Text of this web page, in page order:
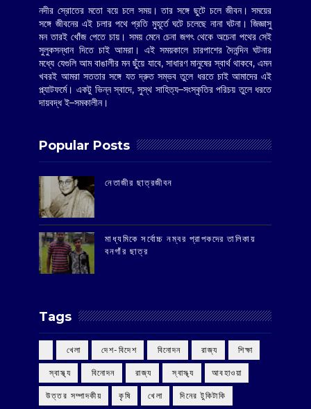
নদীর স্রোতের মতো বয়ে চলে সময়। তার সঙ্গে ছুটে চলে জীবন। সময়ের
সঙ্গে জীবনের এই চলার পথে প্রতি মুহূর্তে ঘটে চলেছে নানা ঘটনা। জিজ্ঞাসু
মন তারই খোঁজ পেতে চায়। সময় মেনে চেনা জগৎ থেকে অচেনা পথের সেই
সুলুকসন্ধান দিতে চাই আমরা। এই সময়কালে চারপাশের দৈনন্দিন ঘটনার
মধ্যে যেগুলি আম বাঙালীর মন ছুঁয়ে যাবে, সাধারণ মানুষের স্বার্থ থাকবে, এমন
খবরই আমরা সততার সঙ্গে যত দ্রুত সম্ভব তুলে ধরতে চাই আমাদের এই
প্ল্যাটফর্মে। একটু ভিন্ন স্বাদে, সুস্থ সাহিত্য–সংস্কৃতির পরিচয় তুলে ধরতে
দায়বদ্ধ ই–সমকালীন।
Popular Posts
‌নেতাজীর ছাত্রজীবন
মাধ্যমিকে সর্বোচ্চ নম্বর প্রাপকদের তালিকায়
বনগাঁর ছাত্র
Tags
‌ খেলা ‌ দেশ-বিদেশ ‌ বিনোদন ‌ রাজ্য ‌ শিক্ষা
‌ স্বাস্থ্য ‌ বিনোদন ‌ রাজ্য ‌ স্বাস্থ্য আবহাওয়া
উত্তর সম্পাদকীয় কৃষি খেলা দিনের টুকিটাকি